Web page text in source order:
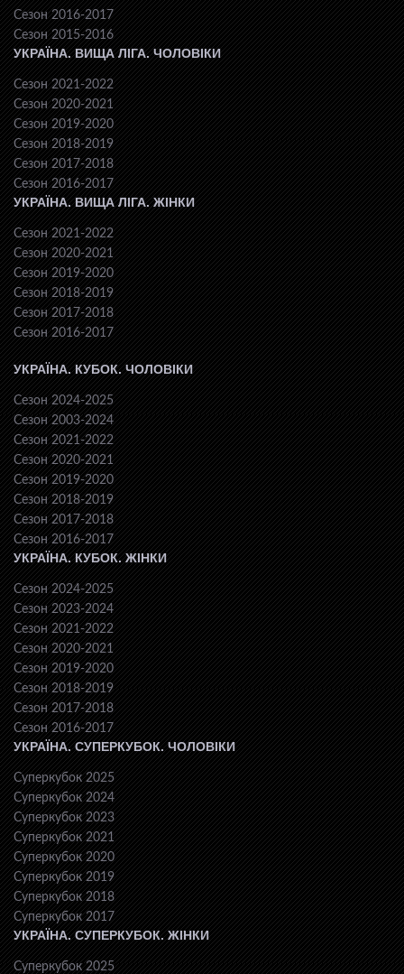
Сезон 2016-2017
Сезон 2015-2016
УКРАЇНА. ВИЩА ЛІГА. ЧОЛОВІКИ
Сезон 2021-2022
Сезон 2020-2021
Сезон 2019-2020
Сезон 2018-2019
Сезон 2017-2018
Сезон 2016-2017
УКРАЇНА. ВИЩА ЛІГА. ЖІНКИ
Сезон 2021-2022
Сезон 2020-2021
Сезон 2019-2020
Сезон 2018-2019
Сезон 2017-2018
Сезон 2016-2017
УКРАЇНА. КУБОК. ЧОЛОВІКИ
Сезон 2024-2025
Сезон 2003-2024
Сезон 2021-2022
Сезон 2020-2021
Сезон 2019-2020
Сезон 2018-2019
Сезон 2017-2018
Сезон 2016-2017
УКРАЇНА. КУБОК. ЖІНКИ
Сезон 2024-2025
Сезон 2023-2024
Сезон 2021-2022
Сезон 2020-2021
Сезон 2019-2020
Сезон 2018-2019
Сезон 2017-2018
Сезон 2016-2017
УКРАЇНА. СУПЕРКУБОК. ЧОЛОВІКИ
Суперкубок 2025
Суперкубок 2024
Суперкубок 2023
Суперкубок 2021
Суперкубок 2020
Суперкубок 2019
Суперкубок 2018
Суперкубок 2017
УКРАЇНА. СУПЕРКУБОК. ЖІНКИ
Суперкубок 2025